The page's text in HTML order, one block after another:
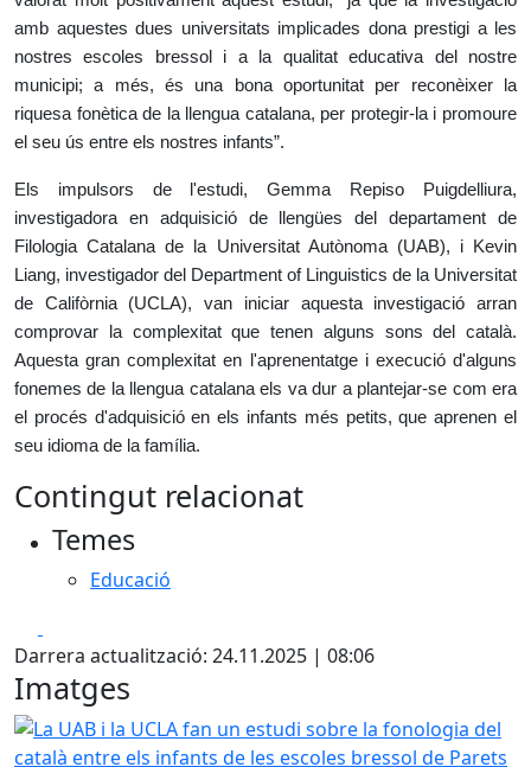
amb aquestes dues universitats implicades dona prestigi a les
nostres escoles bressol i a la qualitat educativa del nostre
municipi; a més, és una bona oportunitat per reconèixer la
riquesa fonètica de la llengua catalana, per protegir-la i promoure
el seu ús entre els nostres infants”.
Els impulsors de l'estudi, Gemma Repiso Puigdelliura,
investigadora en adquisició de llengües del departament de
Filologia Catalana de la Universitat Autònoma (UAB), i Kevin
Liang, investigador del Department of Linguistics de la Universitat
de Califòrnia (UCLA), van iniciar aquesta investigació arran
comprovar la complexitat que tenen alguns sons del català.
Aquesta gran complexitat en l'aprenentatge i execució d'alguns
fonemes de la llengua catalana els va dur a plantejar-se com era
el procés d'adquisició en els infants més petits, que aprenen el
seu idioma de la família.
Contingut relacionat
Temes
Educació
Darrera actualització: 24.11.2025 | 08:06
Imatges
La UAB i la UCLA fan un estudi sobre la fonologia del